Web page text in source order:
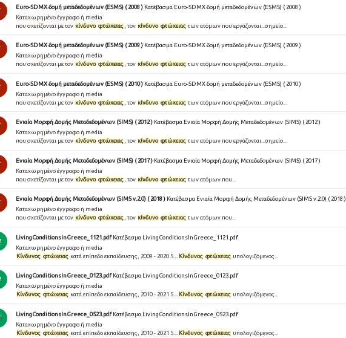
Euro-SDMX δομή μεταδεδομένων (ESMS) ( 2008 ) Κατέβασμα Euro-SDMX δομή μεταδεδομένων (ESMS) ( 2008 )
Καταχωρημένο έγγραφο ή media
που σχετίζονται με τον κίνδυνο φτώχειας , τον κίνδυνο φτώχειαςτων ατόμων που εργάζονται...σημείο...
Euro-SDMX δομή μεταδεδομένων (ESMS) ( 2009 ) Κατέβασμα Euro-SDMX δομή μεταδεδομένων (ESMS) ( 2009 )
Καταχωρημένο έγγραφο ή media
που σχετίζονται με τον κίνδυνο φτώχειας, τον κίνδυνο φτώχειαςτων ατόμων που εργάζονται...σημείο...
Euro-SDMX δομή μεταδεδομένων (ESMS) ( 2010 ) Κατέβασμα Euro-SDMX δομή μεταδεδομένων (ESMS) ( 2010 )
Καταχωρημένο έγγραφο ή media
που σχετίζονται με τον κίνδυνο φτώχειας , τον κίνδυνο φτώχειαςτων ατόμων που εργάζονται...σημείο...
Ενιαία Μορφή Δομής Μεταδεδομένων (SIMS) ( 2012 ) Κατέβασμα Ενιαία Μορφή Δομής Μεταδεδομένων (SIMS) ( 2012 )
Καταχωρημένο έγγραφο ή media
που σχετίζονται με τον κίνδυνο φτώχειας, τον κίνδυνο φτώχειαςτων ατόμων που εργάζονται...σημείο...
Ενιαία Μορφή Δομής Μεταδεδομένων (SIMS) ( 2017 ) Κατέβασμα Ενιαία Μορφή Δομής Μεταδεδομένων (SIMS) ( 2017 )
Καταχωρημένο έγγραφο ή media
που σχετίζονται με τον κίνδυνο φτώχειας , τον κίνδυνο φτώχειαςτων ατόμων που...
Ενιαία Μορφή Δομής Μεταδεδομένων (SIMS v.2.0) ( 2018 ) Κατέβασμα Ενιαία Μορφή Δομής Μεταδεδομένων (SIMS v.2.0) ( 2018 )
Καταχωρημένο έγγραφο ή media
που σχετίζονται με τον κίνδυνο φτώχειας, τον κίνδυνο φτώχειαςτων ατόμων που...
LivingConditionsInGreece_1121.pdf Κατέβασμα LivingConditionsInGreece_1121.pdf
Καταχωρημένο έγγραφο ή media
Κίνδυνος φτώχειας κατά επίπεδο εκπαίδευσης, 2009 - 2020 5.... Κίνδυνος φτώχειας υπολογιζόμενος...
LivingConditionsInGreece_0123.pdf Κατέβασμα LivingConditionsInGreece_0123.pdf
Καταχωρημένο έγγραφο ή media
Κίνδυνος φτώχειας κατά επίπεδο εκπαίδευσης, 2010 - 2021 5....Κίνδυνος φτώχειας υπολογιζόμενος...
LivingConditionsInGreece_0523.pdf Κατέβασμα LivingConditionsInGreece_0523.pdf
Καταχωρημένο έγγραφο ή media
Κίνδυνος φτώχειας κατά επίπεδο εκπαίδευσης, 2010 - 2021 5.... Κίνδυνος φτώχειας υπολογιζόμενος...